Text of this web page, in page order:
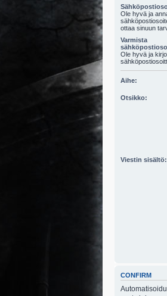
Ole hyvä ja
ottaa sinuun
Varmista
Ole hyvä ja
Aihe:
Otsikko:
Viestin sisältö:
CONFIRM